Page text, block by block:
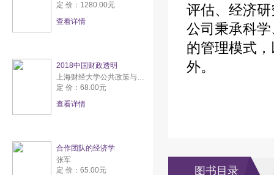
定 价：1280.00元
查看详情
2018中国财政透明
上海财经大学公共政策与研究中心
定 价：68.00元
查看详情
合作团队的经济学
张军
定 价：65.00元
评估、经济
公司秉承科
的管理模式
外。
图书目录